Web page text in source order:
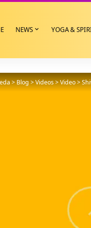
NEWS YOGA &
>Blog>Videos>Video>